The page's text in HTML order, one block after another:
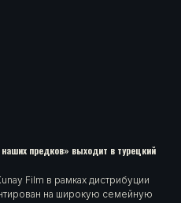
предков» выходит в турецкий
Film в рамках дистрибуции
на широкую семейную